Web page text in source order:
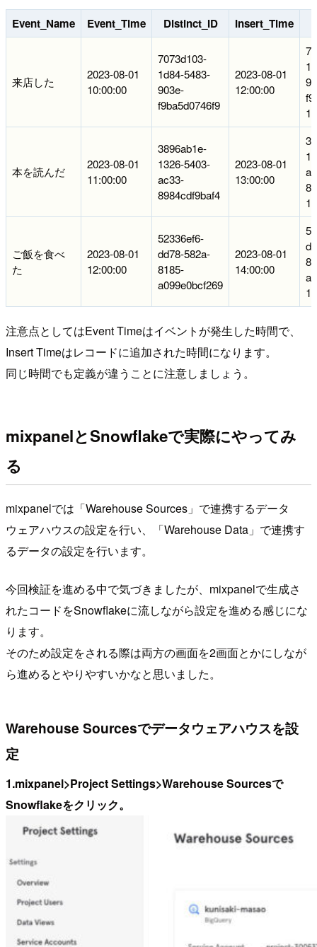
Event_Name Event_Time Distinct_ID Insert_Time
来店した
2023-08-01
10:00:00
7073d103-
1d84-5483-
903e-
f9ba5d0746f9
2023-08-01
12:00:00
本を読んだ
2023-08-01
11:00:00
3896ab1e-
1326-5403-
ac33-
8984cdf9baf4
2023-08-01
13:00:00
ご飯を食べ
た
2023-08-01
12:00:00
52336ef6-
dd78-582a-
8185-
a099e0bcf269
2023-08-01
14:00:00
注意点としてはEvent Timeはイベントが発生した時間で、
Insert Timeはレコードに追加された時間になります。
同じ時間でも定義が違うことに注意しましょう。
mixpanelとSnowflakeで実際にやってみ
る
mixpanelでは「Warehouse Sources」で連携するデータ
ウェアハウスの設定を行い、「Warehouse Data」で連携す
るデータの設定を行います。
今回検証を進める中で気づきましたが、mixpanelで生成さ
れたコードをSnowflakeに流しながら設定を進める感じにな
ります。
そのため設定をされる際は両方の画面を2画面とかにしなが
ら進めるとやりやすいかなと思いました。
Warehouse Sourcesでデータウェアハウスを設
定
1.mixpanel>Project Settings>Warehouse Sourcesで
Snowflakeをクリック。